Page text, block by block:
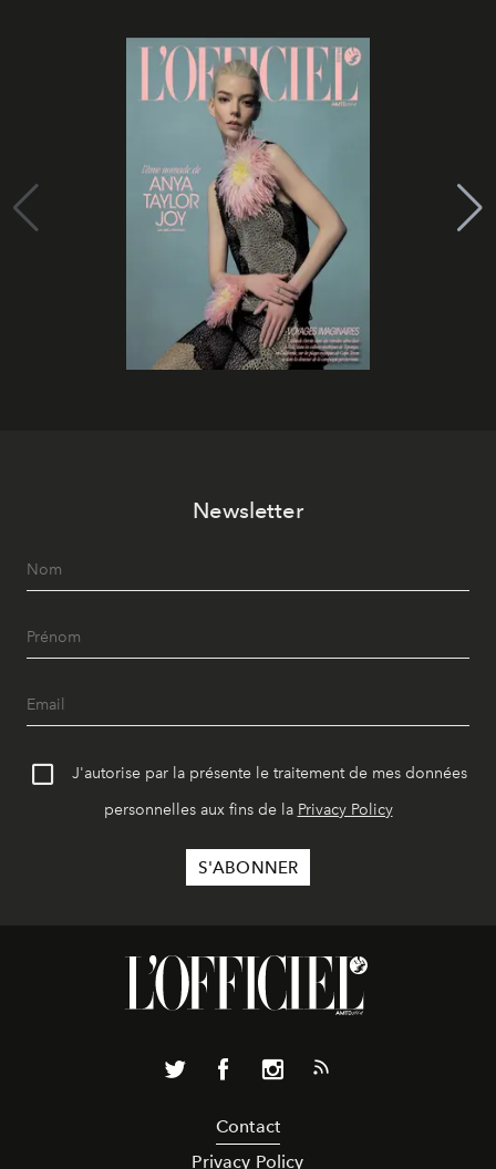
Newsletter
J'autorise par la présente le traitement de mes données
personnelles aux fins de la Privacy Policy
Contact
Privacy Policy